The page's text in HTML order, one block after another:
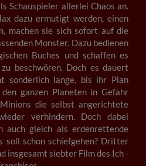
Schauspieler allerlei Chaos an.
dazu ermutigt werden, einen
machen sie sich sofort auf die
Monster. Dazu bedienen
Buches und schaffen es
beschwören. Doch es dauert
sonderlich lange, bis ihr Plan
ganzen Planeten in Gefahr
die selbst angerichtete
verhindern. Doch dabei
auch gleich als erdenrettende
soll schon schiefgehen? Dritter
insgesamt siebter Film des Ich -